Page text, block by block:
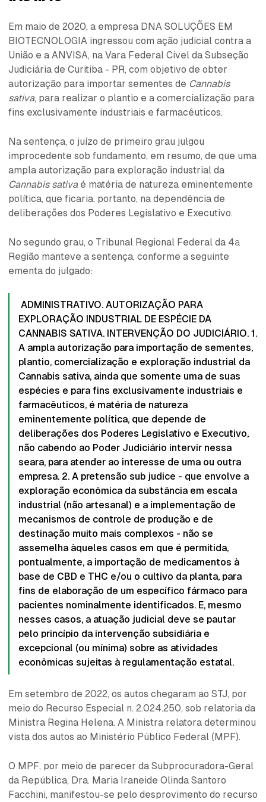
Em maio de 2020, a empresa DNA SOLUÇÕES EM
BIOTECNOLOGIA ingressou com ação judicial contra a
União e a ANVISA, na Vara Federal Cível da Subseção
Judiciária de Curitiba - PR, com objetivo de obter
autorização para importar sementes de Cannabis
sativa, para realizar o plantio e a comercialização para
fins exclusivamente industriais e farmacêuticos.
Na sentença, o juízo de primeiro grau julgou
improcedente sob fundamento, em resumo, de que uma
ampla autorização para exploração industrial da
Cannabis sativaé matéria de natureza eminentemente
política, que ficaria, portanto, na dependência de
deliberações dos Poderes Legislativo e Executivo.
No segundo grau, o Tribunal Regional Federal da 4ª
Região manteve a sentença, conforme a seguinte
ementa do julgado:
ADMINISTRATIVO. AUTORIZAÇÃO PARA
EXPLORAÇÃO INDUSTRIAL DE ESPÉCIE DA
CANNABIS SATIVA. INTERVENÇÃO DO JUDICIÁRIO. 1.
A ampla autorização para importação de sementes,
plantio, comercialização e exploração industrial da
Cannabis sativa, ainda que somente uma de suas
espécies e para fins exclusivamente industriais e
farmacêuticos, é matéria de natureza
eminentemente política, que depende de
deliberações dos Poderes Legislativo e Executivo,
não cabendo ao Poder Judiciário intervir nessa
seara, para atender ao interesse de uma ou outra
empresa. 2. A pretensão sub judice - que envolve a
exploração econômica da substância em escala
industrial (não artesanal) e a implementação de
mecanismos de controle de produção e de
destinação muito mais complexos - não se
assemelha àqueles casos em que é permitida,
pontualmente, a importação de medicamentos à
base de CBD e THC e/ou o cultivo da planta, para
fins de elaboração de um específico fármaco para
pacientes nominalmente identificados. E, mesmo
nesses casos, a atuação judicial deve se pautar
pelo princípio da intervenção subsidiária e
excepcional (ou mínima) sobre as atividades
econômicas sujeitas à regulamentação estatal.
Em setembro de 2022, os autos chegaram ao STJ, por
meio do Recurso Especial n. 2.024.250, sob relatoria da
Ministra Regina Helena. A Ministra relatora determinou
vista dos autos ao Ministério Público Federal (MPF).
O MPF, por meio de parecer da Subprocuradora-Geral
da República, Dra. Maria Iraneide Olinda Santoro
Facchini, manifestou-se pelo desprovimento do recurso